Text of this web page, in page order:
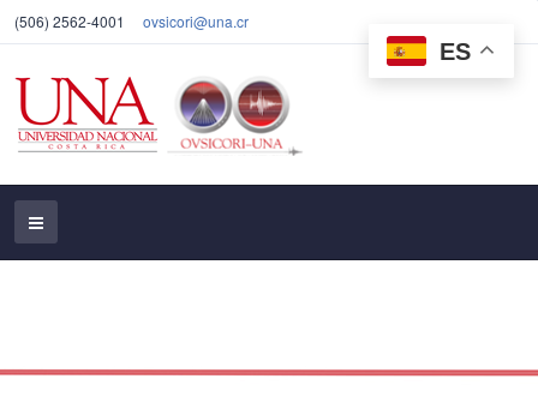
(506) 2562-4001 ovsicori@una.cr
ES